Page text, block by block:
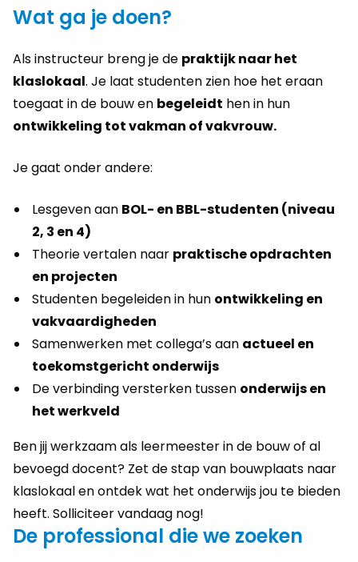
Wat ga je doen?
Als instructeur breng je de praktijk naar het
klaslokaal. Je laat studenten zien hoe het eraan
toegaat in de bouw en begeleidt hen in hun
ontwikkeling tot vakman of vakvrouw.
Je gaat onder andere:
Lesgeven aan BOL- en BBL-studenten (niveau
2, 3 en 4)
Theorie vertalen naar praktische opdrachten
en projecten
Studenten begeleiden in hun ontwikkeling en
vakvaardigheden
Samenwerken met collega’s aan actueel en
toekomstgericht onderwijs
De verbinding versterken tussen onderwijs en
het werkveld
Ben jij werkzaam als leermeester in de bouw of al
bevoegd docent? Zet de stap van bouwplaats naar
klaslokaal en ontdek wat het onderwijs jou te bieden
heeft. Solliciteer vandaag nog!
De professional die we zoeken